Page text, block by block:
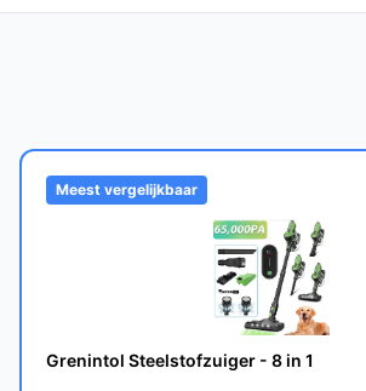
voor langdurig gebruik, wat ideaal is voor
HEPA-filters, kan de stofzuiger jarenlang
Meest vergelijkbaar
Grenintol Steelstofzuiger - 8 in 1